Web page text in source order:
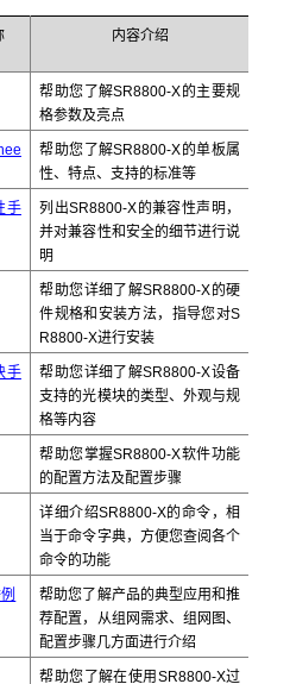
内容介绍
帮助您了解SR8800-X的主要规
格参数及亮点
帮助您了解SR8800-X的单板属
性、特点、支持的标准等
手
列出SR8800-X的兼容性声明，
并对兼容性和安全的细节进行说
明
帮助您详细了解SR8800-X的硬
件规格和安装方法，指导您对S
R8800-X进行安装
手
帮助您详细了解SR8800-X设备
支持的光模块的类型、外观与规
格等内容
帮助您掌握SR8800-X软件功能
的配置方法及配置步骤
详细介绍SR8800-X的命令，相
当于命令字典，方便您查阅各个
命令的功能
帮助您了解产品的典型应用和推
荐配置，从组网需求、组网图、
配置步骤几方面进行介绍
帮助您了解在使用SR8800-X过